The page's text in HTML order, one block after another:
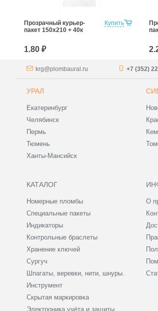
Купить
Прозрачный курьер-
пакет 150х210 + 40к
1.80 ₽
krg@plombaural.ru +7 (352)
УРАЛ
Екатеринбург
Челябинск
Пермь
Тюмень
Ханты-Мансийск
КАТАЛОГ
Номерные пломбы
Специальные пакеты
Индикаторы
Контрольные браслеты
Хранение ключей
Сургуч
Шпагаты, веревки, нити, шнуры.
Инструмент
Скрытая маркировка
Электроника учёта и защиты
О